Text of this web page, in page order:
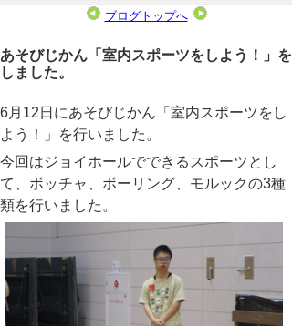
ブログトップへ
あそびじかん「室内スポーツをしよう！」を
しました。
6月12日にあそびじかん「室内スポーツをし
よう！」を行いました。
今回はジョイホールでできるスポーツとし
て、ボッチャ、ボーリング、モルックの3種
類を行いました。